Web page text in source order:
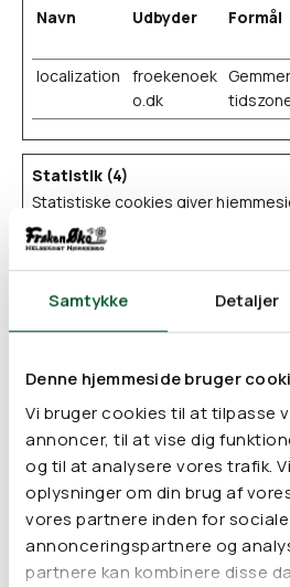
Samtykke Detaljer
Denne hjemmeside bruger
Vi bruger cookies til at tilpasse
annoncer, til at vise dig
og til at analysere vores trafik.
oplysninger om din brug af
vores partnere inden for sociale
annonceringspartnere og
partnere kan kombinere disse
Navn Udbyder Formål
localization
froekenoek
o.dk
Statistik (4)
Statistiske cookies giver
brugernes interaktion med
og rapportere oplysninger anonymt.
Navn Formål
ID, der
føre
_ga_# Google